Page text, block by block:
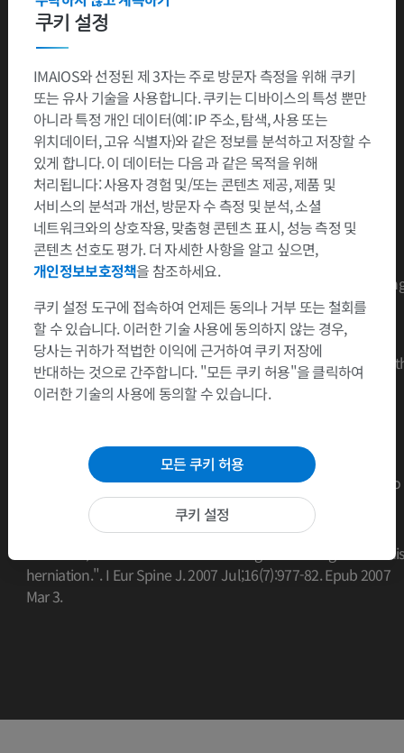
High signal
High signal
Fatty degeneration of subchondral marrow.
Modic 3
Low signal
Low signal
Extensive bony sclerosis
There seems to be a very strong correlation between having
Modic changes, especially Modic changes type 1, and
from pain in the lower back.
Modic MT, Steinberg PM, Ross JS, et al. : "Degenerative disk
disease: assessment of changes in vertebral body marrow
MR imaging". I Radiology 1988;166(1 Pt 1):193-9.
Albert HB, Kjaer P, Jensen TS, Sorensen JS, Bendix T,
Manniche C : "Modic changes, possible causes and relation to
low back pain.". I Med Hypotheses. 2008;70(2):361-8. Epub
2007 Jul 10
Albert HB, Manniche C. : "Modic changes following lumbar
herniation.". I Eur Spine J. 2007 Jul;16(7):977-82. Epub 2007
Mar 3.
쿠키 설정
IMAIOS와 선정된 제 3자는 주로 방문자 측정을 위해 쿠키
또는 유사 기술을 사용합니다. 쿠키는 디바이스의 특성 뿐만
아니라 특정 개인 데이터(예: IP 주소, 탐색, 사용 또는
위치데이터, 고유 식별자)와 같은 정보를 분석하고 저장할 수
있게 합니다. 이 데이터는 다음 과 같은 목적을 위해
처리됩니다: 사용자 경험 및/또는 콘텐츠 제공, 제품 및
서비스의 분석과 개선, 방문자 수 측정 및 분석, 소셜
네트워크와의 상호작용, 맞춤형 콘텐츠 표시, 성능 측정 및
콘텐츠 선호도 평가. 더 자세한 사항을 알고 싶으면,
개인정보보호정책을 참조하세요.
쿠키 설정 도구에 접속하여 언제든 동의나 거부 또는 철회를
할 수 있습니다. 이러한 기술 사용에 동의하지 않는 경우,
당사는 귀하가 적법한 이익에 근거하여 쿠키 저장에
반대하는 것으로 간주합니다. "모든 쿠키 허용"을 클릭하여
이러한 기술의 사용에 동의할 수 있습니다.
모든 쿠키 허용
쿠키 설정